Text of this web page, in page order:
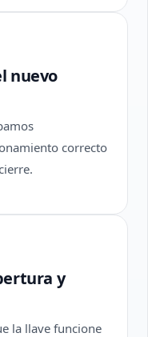
nuevo
correcto
y
la llave funcione